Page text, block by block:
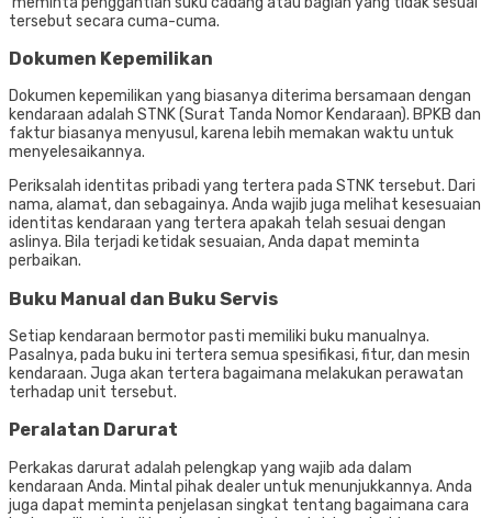
tersebut secara cuma-cuma.
Dokumen Kepemilikan
Dokumen kepemilikan yang biasanya diterima bersamaan dengan
kendaraan adalah STNK (Surat Tanda Nomor Kendaraan). BPKB dan
faktur biasanya menyusul, karena lebih memakan waktu untuk
menyelesaikannya.
Periksalah identitas pribadi yang tertera pada STNK tersebut. Dari
nama, alamat, dan sebagainya. Anda wajib juga melihat kesesuaian
identitas kendaraan yang tertera apakah telah sesuai dengan
aslinya. Bila terjadi ketidak sesuaian, Anda dapat meminta
perbaikan.
Buku Manual dan Buku Servis
Setiap kendaraan bermotor pasti memiliki buku manualnya.
Pasalnya, pada buku ini tertera semua spesifikasi, fitur, dan mesin
kendaraan. Juga akan tertera bagaimana melakukan perawatan
terhadap unit tersebut.
Peralatan Darurat
Perkakas darurat adalah pelengkap yang wajib ada dalam
kendaraan Anda. Mintal pihak dealer untuk menunjukkannya. Anda
juga dapat meminta penjelasan singkat tentang bagaimana cara